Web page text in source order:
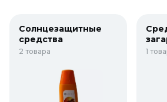
Солнцезащитные
средства
2 товара 1